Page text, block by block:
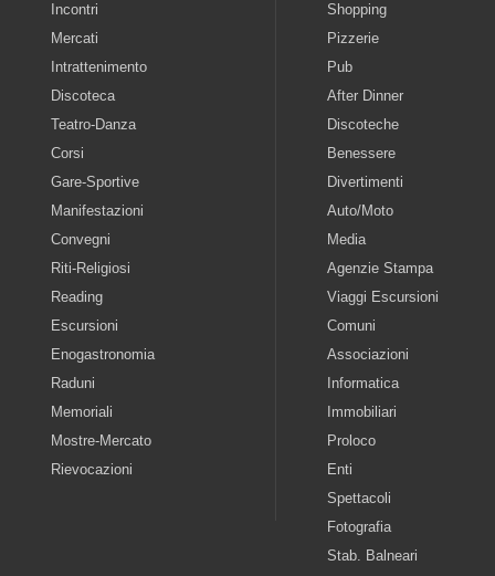
Incontri
Mercati
Intrattenimento
Discoteca
Teatro-Danza
Corsi
Gare-Sportive
Manifestazioni
Convegni
Riti-Religiosi
Reading
Escursioni
Enogastronomia
Raduni
Memoriali
Mostre-Mercato
Rievocazioni
Shopping
Pizzerie
Pub
After Dinner
Discoteche
Benessere
Divertimenti
Auto/Moto
Media
Agenzie Stampa
Viaggi Escursioni
Comuni
Associazioni
Informatica
Immobiliari
Proloco
Enti
Spettacoli
Fotografia
Stab. Balneari